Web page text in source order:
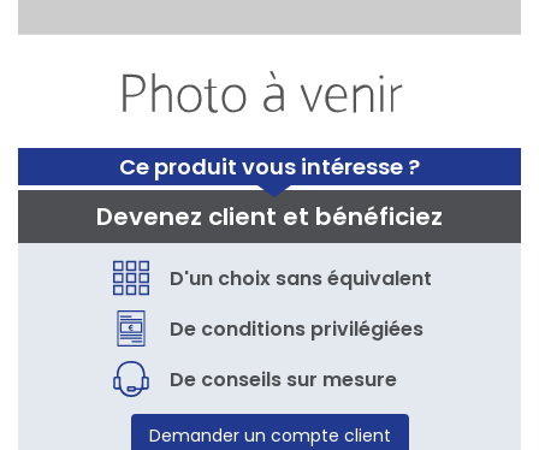
Ce produit vous intéresse ?
Devenez client et bénéficiez
D'un choix sans équivalent
De conditions privilégiées
De conseils sur mesure
Demander un compte client